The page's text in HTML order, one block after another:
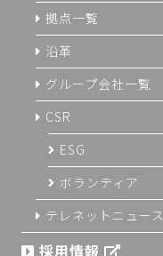
拠点一覧
沿革
グループ会社一覧
CSR
ESG
ボランティア
テレネットニュース
採用情報